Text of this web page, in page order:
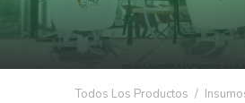
Todos Los Productos